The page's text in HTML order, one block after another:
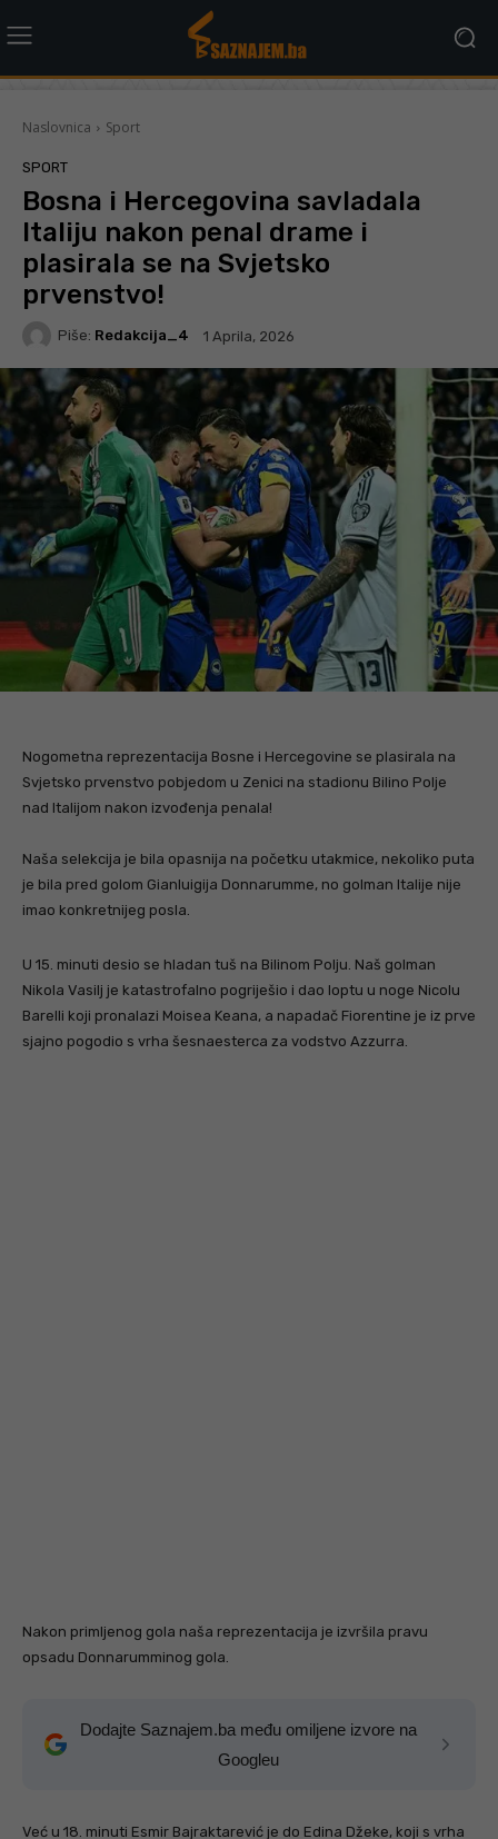
Naslovnica Sport
SPORT
Bosna i Hercegovina savladala
Italiju nakon penal drame i
plasirala se na Svjetsko
prvenstvo!
Piše: Redakcija_4 1 Aprila, 2026
Nogometna reprezentacija Bosne i Hercegovine se plasirala na
Svjetsko prvenstvo pobjedom u Zenici na stadionu Bilino Polje
nad Italijom nakon izvođenja penala!
Naša selekcija je bila opasnija na početku utakmice, nekoliko puta
je bila pred golom Gianluigija Donnarumme, no golman Italije nije
imao konkretnijeg posla.
U 15. minuti desio se hladan tuš na Bilinom Polju. Naš golman
Nikola Vasilj je katastrofalno pogriješio i dao loptu u noge Nicolu
Barelli koji pronalazi Moisea Keana, a napadač Fiorentine je iz prve
sjajno pogodio s vrha šesnaesterca za vodstvo Azzurra.
Nakon primljenog gola naša reprezentacija je izvršila pravu
opsadu Donnarumminog gola.
Dodajte Saznajem.ba među omiljene izvore na
Googleu
Već u 18. minuti Esmir Bajraktarević je do Edina Džeke, koji s vrha